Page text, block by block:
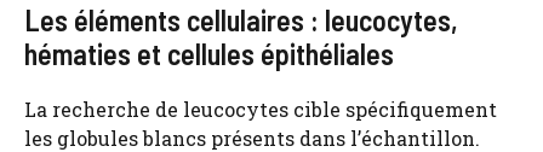
Les éléments cellulaires : leucocytes,
hématies et cellules épithéliales
La recherche de leucocytes cible spécifiquement
les globules blancs présents dans l’échantillon.